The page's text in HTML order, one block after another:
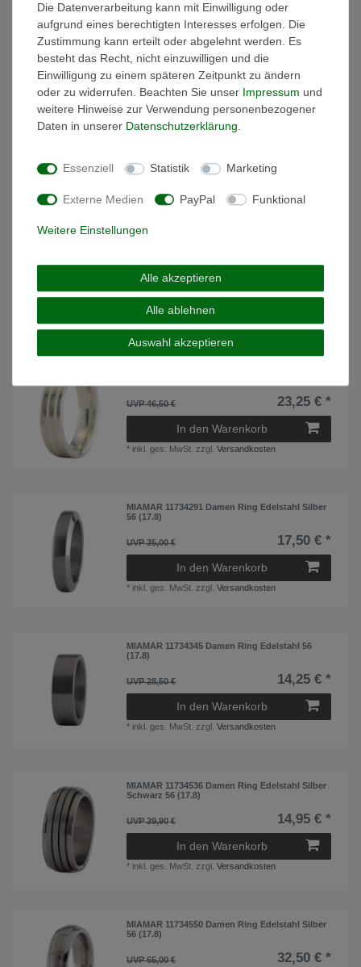
In den Warenkorb
*inkl. ges. MwSt.zzgl.Versandkosten
MIAMAR 1151517 Damen Ring 14 Karat (585)
Weißgold weiß 56 (17.8)
549,00 € *
*inkl. ges. MwSt. zzgl.Versandkosten
MIAMAR 1173412 Damen Ring Sterling-Silber
925 Silber 56 (17.8)
UVP 32,50 € 16,25 € *
In den Warenkorb
inkl. ges. MwSt.zzgl.
UVP 46,50 € 23,25 € *
In den Warenkorb
* inkl. ges. MwSt. zzgl.Versandkosten
MIAMAR 11734291 Damen Ring Edelstahl Silber
56 (17.8)
UVP 35,00 € 17,50 € *
In den Warenkorb
* inkl. ges. MwSt. zzgl.Versandkosten
MIAMAR 11734345 Damen Ring Edelstahl 56
(17.8)
UVP 28,50 € 14,25 € *
In den Warenkorb
* inkl. ges. MwSt. zzgl.Versandkosten
MIAMAR 11734536 Damen Ring Edelstahl Silber
Schwarz 56 (17.8)
UVP 29,90 € 14,95 € *
In den Warenkorb
* inkl. ges. MwSt. zzgl.Versandkosten
MIAMAR 11734550 Damen Ring Edelstahl Silber
56 (17.8)
UVP 65,00 € 32,50 € *
Die Datenverarbeitung kann mit Einwilligung oder
aufgrund eines berechtigten Interesses erfolgen. Die
Zustimmung kann erteilt oder abgelehnt werden. Es
besteht das Recht, nicht einzuwilligen und die
Einwilligung zu einem späteren Zeitpunkt zu ändern
oder zu widerrufen. Beachten Sie unser Impressum und
weitere Hinweise zur Verwendung personenbezogener
Daten in unserer Daten­schutz­erklärung
Essenziell Statistik Marketing
Externe Medien PayPal Funktional
Weitere Einstellungen
Alle akzeptieren
Alle ablehnen
Auswahl akzeptieren